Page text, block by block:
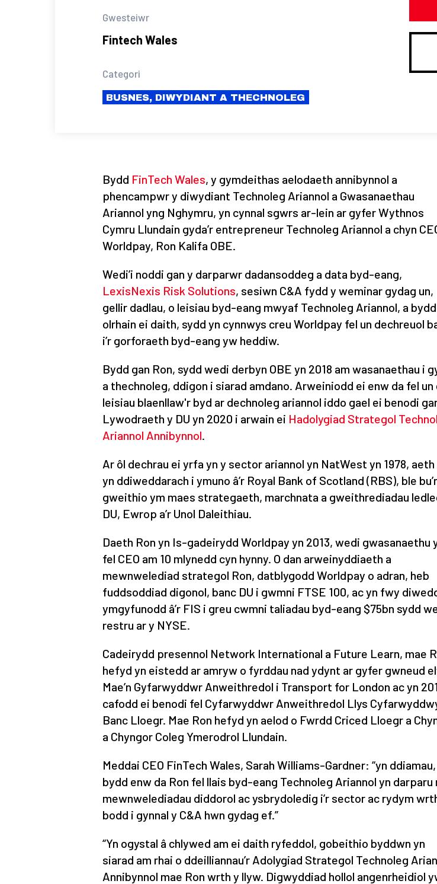
Gwesteiwr
Fintech Wales
Categori
BUSNES, DIWYDIANT A THECHNOLEG
Bydd FinTech Wales, y gymdeithas aelodaeth annibynnol a
phencampwr y diwydiant Technoleg Ariannol a Gwasanaethau
Ariannol yng Nghymru, yn cynnal sgwrs ar-lein ar gyfer Wythnos
Cymru Llundain gyda’r entrepreneur Technoleg Ariannol a chyn
Worldpay, Ron Kalifa OBE.
Wedi’i noddi gan y darparwr dadansoddeg a data byd-eang,
LexisNexis Risk Solutions, sesiwn C&A fydd y weminar gydag un,
gellir dadlau, o leisiau byd-eang mwyaf Technoleg Ariannol, a
olrhain ei daith, sydd yn cynnwys creu Worldpay fel un dechreuol
i’r gorforaeth byd-eang yw heddiw.
Bydd gan Ron, sydd wedi derbyn OBE yn 2018 am wasanaethau i
a thechnoleg, ddigon i siarad amdano. Arweiniodd ei enw da fel un
leisiau blaenllaw'r byd ar dechnoleg ariannol iddo gael ei benodi
Lywodraeth y DU yn 2020 i arwain ei Hadolygiad Strategol
Ariannol Annibynnol.
Ar ôl dechrau ei yrfa yn y sector ariannol yn NatWest yn 1978, aeth
yn ddiweddarach i ymuno â’r Royal Bank of Scotland (RBS), ble
gweithio ym maes strategaeth, marchnata a gweithrediadau
DU, Ewrop a’r Unol Daleithiau.
Daeth Ron yn Is-gadeirydd Worldpay yn 2013, wedi gwasanaethu
fel CEO am 10 mlynedd cyn hynny. O dan arweinyddiaeth a
mewnwelediad strategol Ron, datblygodd Worldpay o adran, heb
fuddsoddiad digonol, banc DU i gwmni FTSE 100, ac yn fwy
ymgyfunodd â’r FIS i greu cwmni taliadau byd-eang $75bn sydd
restru ar y NYSE.
Cadeirydd presennol Network International a Future Learn, mae
hefyd yn eistedd ar amryw o fyrddau nad ydynt ar gyfer gwneud
Mae’n Gyfarwyddwr Anweithredol i Transport for London ac yn
cafodd ei benodi fel Cyfarwyddwr Anweithredol Llys
Banc Lloegr. Mae Ron hefyd yn aelod o Fwrdd Criced Lloegr a
a Chyngor Coleg Ymerodrol Llundain.
Meddai CEO FinTech Wales, Sarah Williams-Gardner: “yn ddiamau,
bydd enw da Ron fel llais byd-eang Technoleg Ariannol yn darparu
mewnwelediadau diddorol ac ysbrydoledig i’r sector ac rydym
bodd i gynnal y C&A hwn gydag ef.”
“Yn ogystal â chlywed am ei daith ryfeddol, gobeithio byddwn yn
siarad am rhai o ddeilliannau’r Adolygiad Strategol Technoleg
Annibynnol mae Ron wrth y llyw. Digwyddiad hollol angenrheidiol